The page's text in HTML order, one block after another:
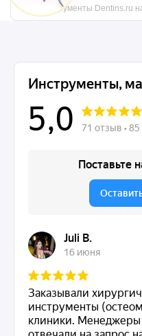
инструменты Dentins.ru
Ассортимент
Популярные наборы
инструменты
Пародонтологические
Ортодонтические
инструменты
Терапевтические
инструменты